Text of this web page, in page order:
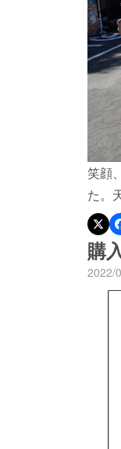
笑顔
た。
ツー
誰も
た事
気持
イ
た
ま
購
2022/